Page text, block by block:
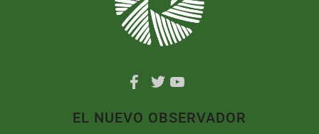
EL NUEVO OBSERVADOR